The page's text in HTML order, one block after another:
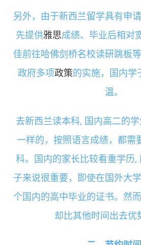
另外，由于新西兰留学具有申
先提供雅思成绩、毕业后相对
佳前往哈佛剑桥名校读研跳板
政府多项政策的实施，国内学
温。
去新西兰读本科, 国内高二的
一样的，按照语言成绩，都需
科。国内的家长比较看重学历,
子来说很重要，即使在国外大
个国内的高中毕业的证书。然
却比其他时间出去优